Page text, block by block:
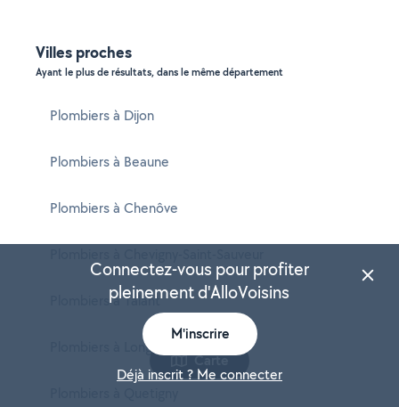
Villes proches
Ayant le plus de résultats, dans le même département
Plombiers à Dijon
Plombiers à Beaune
Plombiers à Chenôve
Plombiers à Talant
Plombiers à Longvic
Carte
Connectez-vous pour profiter
pleinement d'AlloVoisins
M'inscrire
Déjà inscrit ? Me connecter